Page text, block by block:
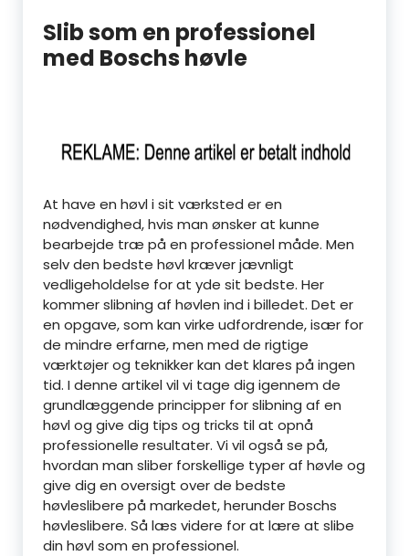
Slib som en professionel
med Boschs høvle
At have en høvl i sit værksted er en
nødvendighed, hvis man ønsker at kunne
bearbejde træ på en professionel måde. Men
selv den bedste høvl kræver jævnligt
vedligeholdelse for at yde sit bedste. Her
kommer slibning af høvlen ind i billedet. Det er
en opgave, som kan virke udfordrende, især for
de mindre erfarne, men med de rigtige
værktøjer og teknikker kan det klares på ingen
tid. I denne artikel vil vi tage dig igennem de
grundlæggende principper for slibning af en
høvl og give dig tips og tricks til at opnå
professionelle resultater. Vi vil også se på,
hvordan man sliber forskellige typer af høvle og
give dig en oversigt over de bedste
høvleslibere på markedet, herunder Boschs
høvleslibere. Så læs videre for at lære at slibe
din høvl som en professionel.